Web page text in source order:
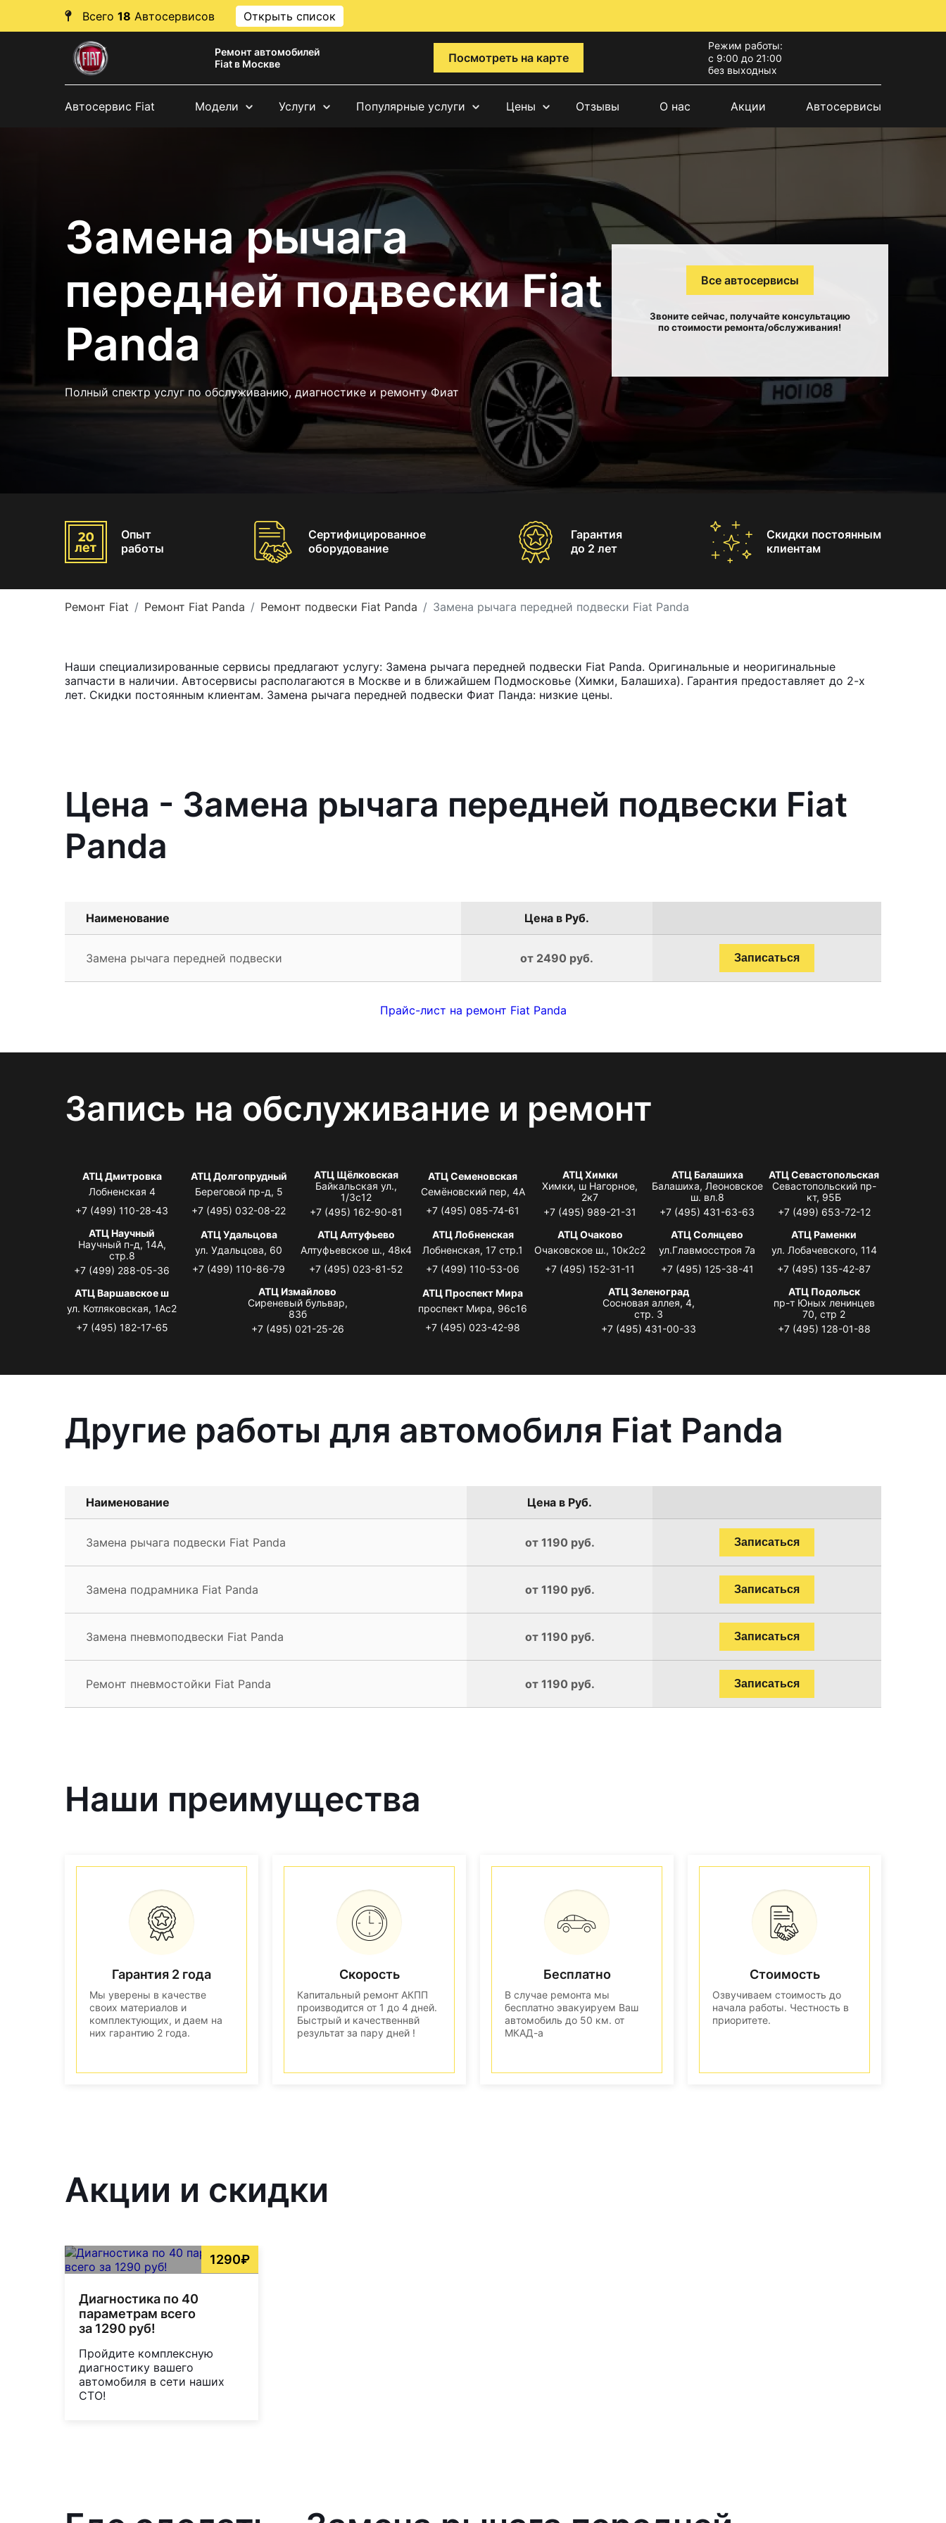
Всего 18 Автосервисов Открыть список
Ремонт автомобилей
Fiat в Москве
Посмотреть на карте
Режим работы:
с 9:00 до 21:00
без выходных
Автосервис Fiat Модели Услуги Популярные услуги Цены Отзывы О нас Акции Автосервисы
Замена рычага
передней подвески Fiat
Panda
Полный спектр услуг по обслуживанию, диагностике и ремонту Фиат
Все автосервисы
Звоните сейчас, получайте консультацию
по стоимости ремонта/обслуживания!
Опыт
работы
Сертифицированное
оборудование
Гарантия
до 2 лет
Скидки постоянным
клиентам
Ремонт Fiat Ремонт Fiat Panda Ремонт подвески Fiat Panda Замена рычага передней подвески Fiat Panda
Наши специализированные сервисы предлагают услугу: Замена рычага передней подвески Fiat Panda. Оригинальные и неоригинальные
запчасти в наличии. Автосервисы располагаются в Москве и в ближайшем Подмосковье (Химки, Балашиха). Гарантия предоставляет до 2-х
лет. Скидки постоянным клиентам. Замена рычага передней подвески Фиат Панда: низкие цены.
Цена - Замена рычага передней подвески Fiat
Panda
Наименование Цена в Руб.
Замена рычага передней подвески от 2490 руб. Записаться
Прайс-лист на ремонт Fiat Panda
Запись на обслуживание и ремонт
АТЦ Дмитровка
Лобненская 4
+7 (499) 110-28-43
АТЦ Долгопрудный
Береговой пр-д, 5
+7 (495) 032-08-22
АТЦ Щёлковская
Байкальская ул.,
1/3с12
+7 (495) 162-90-81
АТЦ Семеновская
Семёновский пер, 4А
+7 (495) 085-74-61
АТЦ Химки
Химки, ш Нагорное,
2к7
+7 (495) 989-21-31
АТЦ Балашиха
Балашиха, Леоновское
ш. вл.8
+7 (495) 431-63-63
АТЦ Севастопольская
Севастопольский пр-
кт, 95Б
+7 (499) 653-72-12
АТЦ Научный
Научный п-д, 14А,
стр.8
+7 (499) 288-05-36
АТЦ Удальцова
ул. Удальцова, 60
+7 (499) 110-86-79
АТЦ Алтуфьево
Алтуфьевское ш., 48к4
+7 (495) 023-81-52
АТЦ Лобненская
Лобненская, 17 стр.1
+7 (499) 110-53-06
АТЦ Очаково
Очаковское ш., 10к2с2
+7 (495) 152-31-11
АТЦ Солнцево
ул.Главмосстроя 7а
+7 (495) 125-38-41
АТЦ Раменки
ул. Лобачевского, 114
+7 (495) 135-42-87
АТЦ Варшавское ш
ул. Котляковская, 1Ас2
+7 (495) 182-17-65
АТЦ Измайлово
Сиреневый бульвар,
83б
+7 (495) 021-25-26
АТЦ Проспект Мира
проспект Мира, 96с16
+7 (495) 023-42-98
АТЦ Зеленоград
Сосновая аллея, 4,
стр. 3
+7 (495) 431-00-33
АТЦ Подольск
пр-т Юных ленинцев
70, стр 2
+7 (495) 128-01-88
Другие работы для автомобиля Fiat Panda
Наименование Цена в Руб.
Замена рычага подвески Fiat Panda от 1190 руб. Записаться
Замена подрамника Fiat Panda от 1190 руб. Записаться
Замена пневмоподвески Fiat Panda от 1190 руб. Записаться
Ремонт пневмостойки Fiat Panda от 1190 руб. Записаться
Наши преимущества
Гарантия 2 года
Мы уверены в качестве
своих материалов и
комплектующих, и даем на
них гарантию 2 года.
Скорость
Капитальный ремонт АКПП
производится от 1 до 4 дней.
Быстрый и качественнвй
результат за пару дней !
Бесплатно
В случае ремонта мы
бесплатно эвакуируем Ваш
автомобиль до 50 км. от
МКАД-а
Стоимость
Озвучиваем стоимость до
начала работы. Честность в
приоритете.
Акции и скидки
1290₽
Диагностика по 40
параметрам всего
за 1290 руб!
Пройдите комплексную
диагностику вашего
автомобиля в сети наших
СТО!